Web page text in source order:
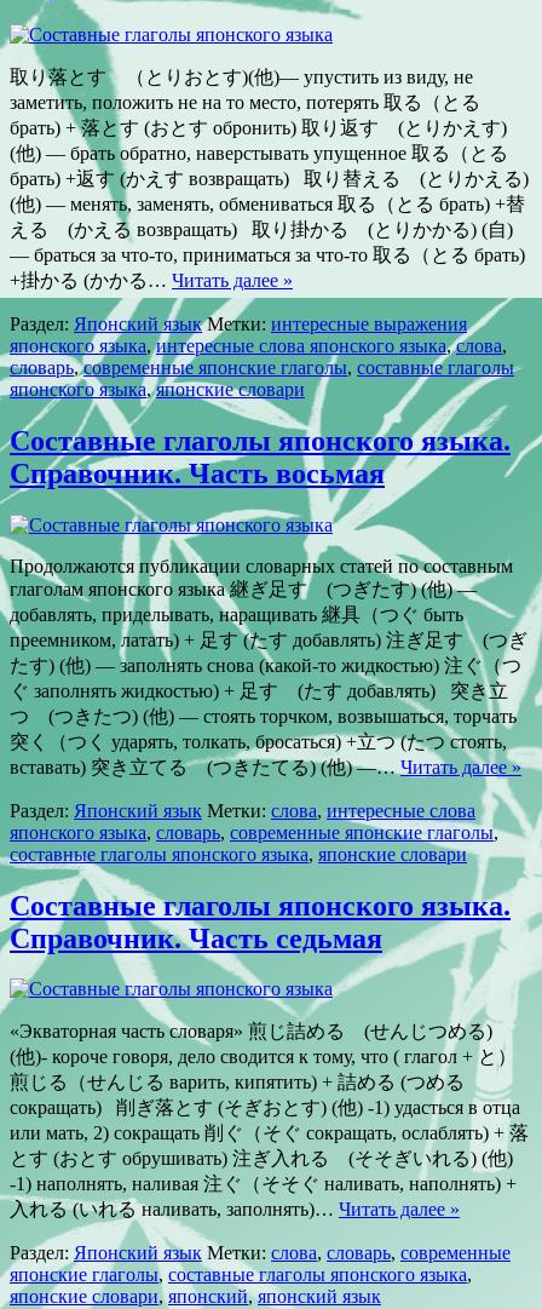
取り落とす （とりおとす)(他)— упустить из виду, не
заметить, положить не на то место, потерять 取る（とる
брать) + 落とす (おとす обронить) 取り返す (とりかえす)
(他) — брать обратно, наверстывать упущенное 取る（とる
брать) +返す (かえす возвращать) 取り替える (とりかえる)
(他) — менять, заменять, обмениваться 取る（とる брать) +替
える (かえる возвращать) 取り掛かる (とりかかる) (自)
— браться за что-то, приниматься за что-то 取る（とる брать)
+掛かる (かかる… Читать далее »
Раздел: Японский язык Метки: интересные выражения
японского языка,интересные слова японского языка,слова,
словарь,современные японские глаголы, составные глаголы
японского языка,японские словари
Составные глаголы японского языка.
Справочник. Часть восьмая
Продолжаются публикации словарных статей по составным
глаголам японского языка 継ぎ足す (つぎたす) (他) —
добавлять, приделывать, наращивать 継具（つぐ быть
преемником, латать) + 足す (たす добавлять) 注ぎ足す (つぎ
たす) (他) — заполнять снова (какой-то жидкостью) 注ぐ（つ
ぐ заполнять жидкостью) + 足す (たす добавлять) 突き立
つ (つきたつ) (他) — стоять торчком, возвышаться, торчать
突く（つく ударять, толкать, бросаться) +立つ (たつ стоять,
вставать) 突き立てる (つきたてる) (他) —… Читать далее »
Раздел: Японский язык Метки: cлова,интересные слова
японского языка, словарь, современные японские глаголы,
составные глаголы японского языка, японские словари
Составные глаголы японского языка.
Справочник. Часть седьмая
«Экваторная часть словаря» 煎じ詰める (せんじつめる)
(他)- короче говоря, дело сводится к тому, что ( глагол + と）
煎じる（せんじる варить, кипятить) + 詰める (つめる
сокращать) 削ぎ落とす (そぎおとす) (他) -1) удасться в отца
или мать, 2) сокращать 削ぐ（そぐ сокращать, ослаблять) + 落
とす (おとす обрушивать) 注ぎ入れる (そそぎいれる) (他)
-1) наполнять, наливая 注ぐ（そそぐ наливать, наполнять) +
入れる (いれる наливать, заполнять)… Читать далее »
Раздел: Японский язык Метки: слова, словарь, современные
японские глаголы, составные глаголы японского языка,
японские словари,японский,японский язык